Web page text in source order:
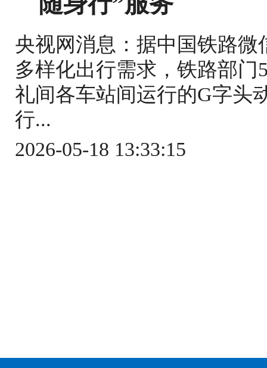
央视网消息：据中国铁路
多样化出行需求，铁路部门
礼间各车站间运行的G字头
行...
2026-05-18 13:33:15